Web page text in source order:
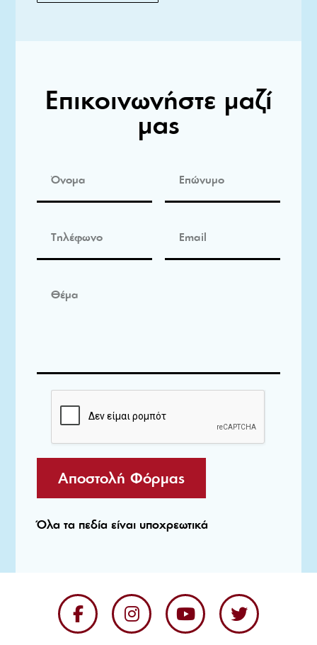
Επικοινωνήστε μαζί
μας
Αποστολή Φόρμας
Όλα τα πεδία είναι υποχρεωτικά